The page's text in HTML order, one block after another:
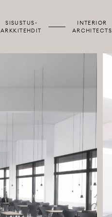
SISUSTUS­
ARKKITEHDIT
INTERIOR
ARCHITECTS